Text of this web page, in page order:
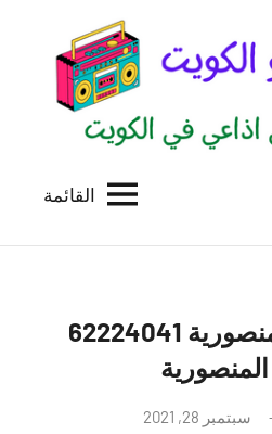
القائمة
رقم فني تكييف المنصورية 62224041
سبتمبر 28, 2021